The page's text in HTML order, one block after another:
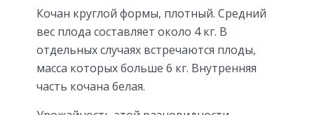
Кочан круглой формы, плотный. Средний
вес плода составляет около 4 кг. В
отдельных случаях встречаются плоды,
масса которых больше 6 кг. Внутренняя
часть кочана белая.